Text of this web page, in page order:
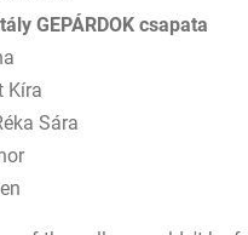
GEPÁRDOK csapata
Kíra
Sára